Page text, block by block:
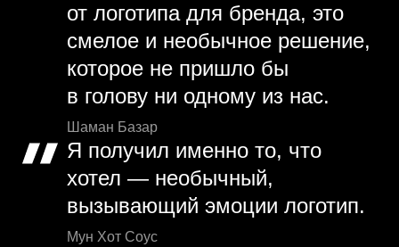
от логотипа для бренда, это
смелое и необычное решение,
которое не пришло бы
в голову ни одному из нас.
Шаман Базар
Я получил именно то, что
хотел — необычный,
вызывающий эмоции логотип.
Мун Хот Соус